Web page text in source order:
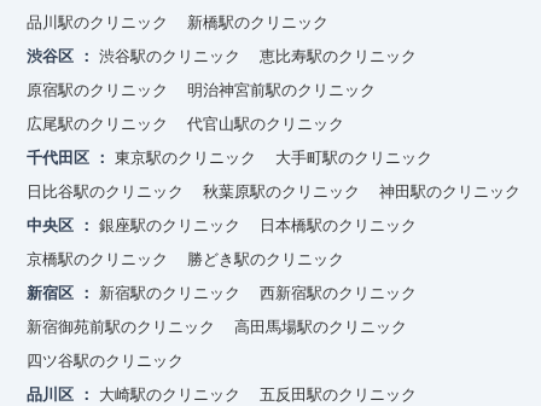
品川駅のクリニック
新橋駅のクリニック
渋谷区
渋谷駅のクリニック
恵比寿駅のクリニック
原宿駅のクリニック
明治神宮前駅のクリニック
広尾駅のクリニック
代官山駅のクリニック
千代田区
東京駅のクリニック
大手町駅のクリニック
日比谷駅のクリニック
秋葉原駅のクリニック
神田駅のクリニック
中央区
銀座駅のクリニック
日本橋駅のクリニック
京橋駅のクリニック
勝どき駅のクリニック
新宿区
新宿駅のクリニック
西新宿駅のクリニック
新宿御苑前駅のクリニック
高田馬場駅のクリニック
四ツ谷駅のクリニック
品川区
大崎駅のクリニック
五反田駅のクリニック